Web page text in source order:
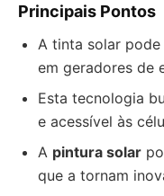
Principais Pontos
A tinta solar
em geradores de
Esta tecnologia
e acessível às
A pintura solar
que a tornam